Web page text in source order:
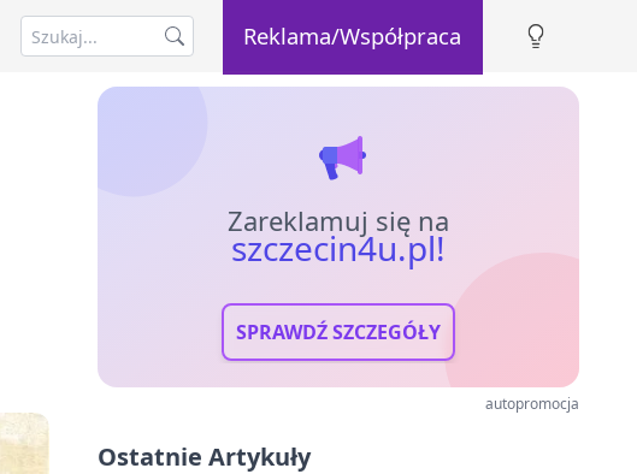
Reklama/Współpraca
Zareklamuj się na
szczecin4u.pl!
SPRAWDŹ SZCZEGÓŁY
autopromocja
Ostatnie Artykuły